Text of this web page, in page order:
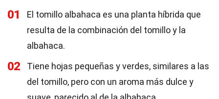
01
El tomillo albahaca es una planta híbrida que
resulta de la combinación del tomillo y la
albahaca.
02
Tiene hojas pequeñas y verdes, similares a las
del tomillo, pero con un aroma más dulce y